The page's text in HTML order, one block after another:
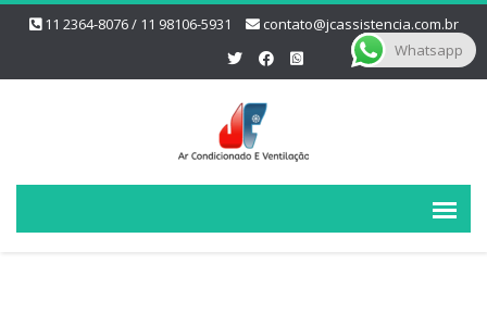
11 2364-8076 / 11 98106-5931 contato@jcassistencia.com.br
Whatsapp